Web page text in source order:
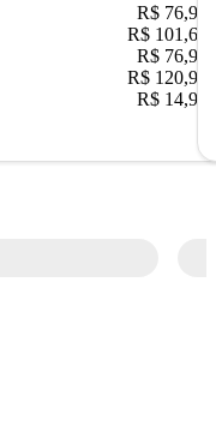
R$ 76,90
R$ 101,67
R$ 76,90
R$ 120,90
R$ 14,90